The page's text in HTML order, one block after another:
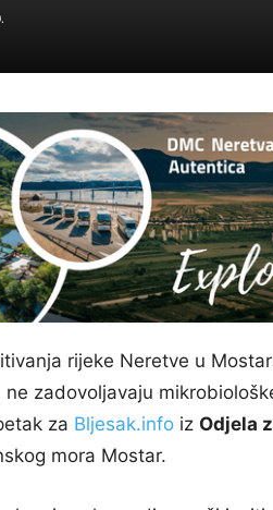
rijeke Neretve u
zadovoljavaju
za Bljesak.info iz Odjela
mora Mostar.